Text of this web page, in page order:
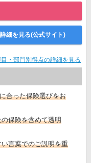
詳細を見る(公式サイト)
目・部門別得点の詳細を見る
合った保険選びをお
保険を含めて透明
言葉でのご説明を重